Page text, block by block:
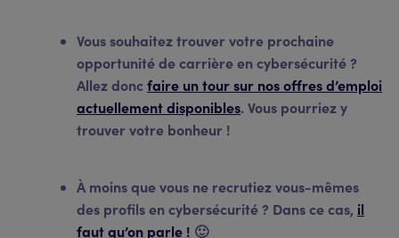
Vous souhaitez trouver votre prochaine
opportunité de carrière en cybersécurité ?
Allez doncfaire un tour sur nos offres d’emploi
actuellement disponibles. Vous pourriez y
trouver votre bonheur !
À moins que vous ne recrutiez vous-mêmes
des profils en cybersécurité ? Dans ce cas, il
faut qu’on parle ! 🙂